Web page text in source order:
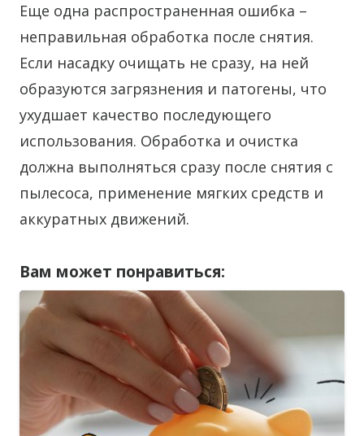
Еще одна распространенная ошибка –
неправильная обработка после снятия.
Если насадку очищать не сразу, на ней
образуются загрязнения и патогены, что
ухудшает качество последующего
использования. Обработка и очистка
должна выполняться сразу после снятия с
пылесоса, применение мягких средств и
аккуратных движений.
Вам может понравиться: